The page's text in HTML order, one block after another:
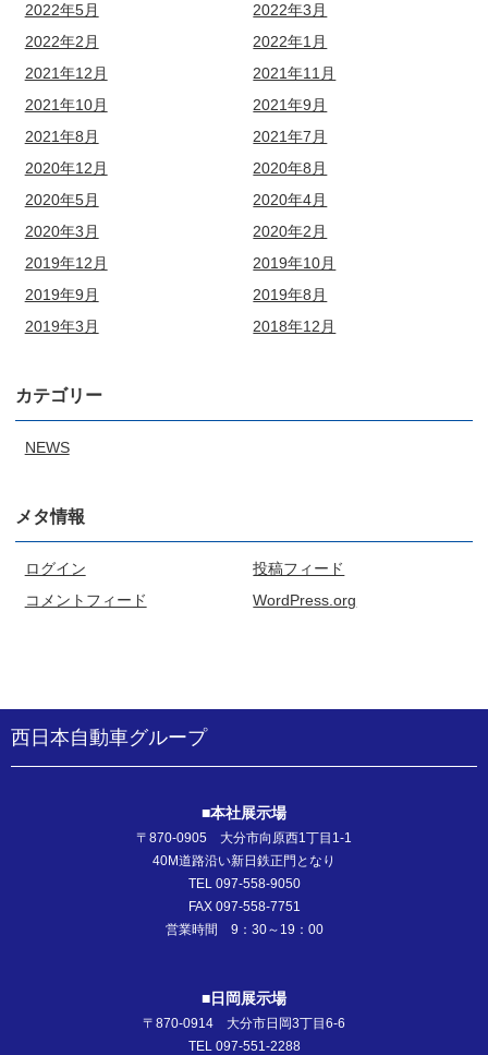
2022年5月
2022年3月
2022年2月
2022年1月
2021年12月
2021年11月
2021年10月
2021年9月
2021年8月
2021年7月
2020年12月
2020年8月
2020年5月
2020年4月
2020年3月
2020年2月
2019年12月
2019年10月
2019年9月
2019年8月
2019年3月
2018年12月
カテゴリー
NEWS
メタ情報
ログイン
投稿フィード
コメントフィード
WordPress.org
西日本自動車グループ
■本社展示場
〒870-0905 大分市向原西1丁目1-1
40M道路沿い新日鉄正門となり
TEL 097-558-9050
FAX 097-558-7751
営業時間 9：30～19：00
■日岡展示場
〒870-0914 大分市日岡3丁目6-6
TEL 097-551-2288